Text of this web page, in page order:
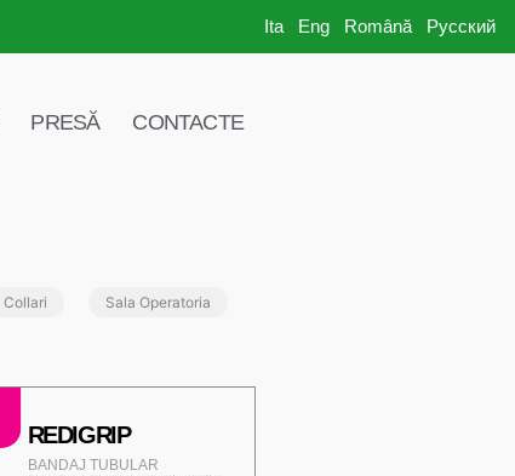
Ita Eng Română Русский
PRESĂ CONTACTE
Collari Sala Operatoria
REDIGRIP
BANDAJ TUBULAR